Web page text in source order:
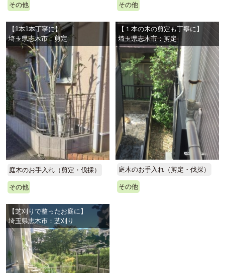
その他 その他
【1本1本丁寧に】
埼玉県志木市：剪定
庭木のお手入れ（剪定・伐採）
その他
【１本の木の剪定も丁寧に】
埼玉県志木市：剪定
庭木のお手入れ（剪定・伐採）
その他
【芝刈りで整ったお庭に】
埼玉県志木市：芝刈り